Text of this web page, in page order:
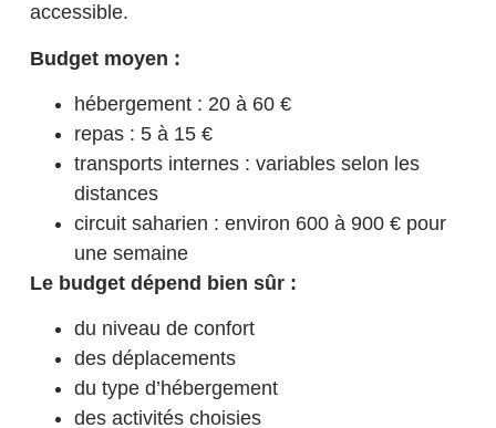
accessible.
Budget moyen :
hébergement : 20 à 60 €
repas : 5 à 15 €
transports internes : variables selon les
distances
circuit saharien : environ 600 à 900 € pour
une semaine
Le budget dépend bien sûr :
du niveau de confort
des déplacements
du type d’hébergement
des activités choisies